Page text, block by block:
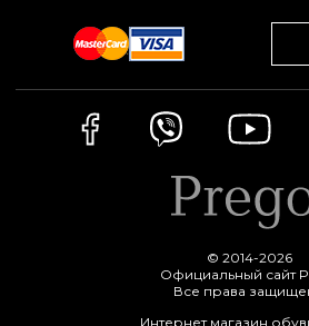
© 2014-2026
Официальный сайт
Все права
Интернет магазин